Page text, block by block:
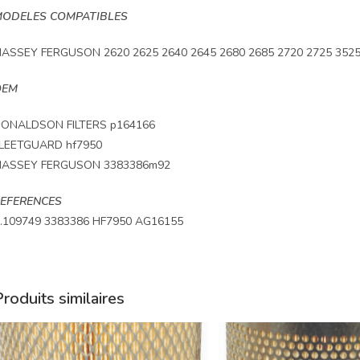
COMPATIBLES
FERGUSON 2620 2625 2640 2645 2680 2685 2720 2725
FILTERS p164166
hf7950
FERGUSON 3383386m92
3383386 HF7950 AG16155
similaires